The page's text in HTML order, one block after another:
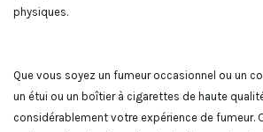
physiques.
Que vous soyez un fumeur occasionnel ou un
un étui ou un boîtier à cigarettes de haute
considérablement votre expérience de fumeur.